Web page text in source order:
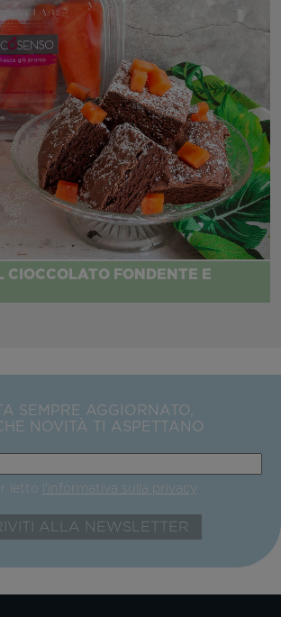
CIOCCOLATO FONDENTE E
SEMPRE AGGIORNATO,
NOVITÀ TI ASPETTANO
letto l'informativa sulla privacy